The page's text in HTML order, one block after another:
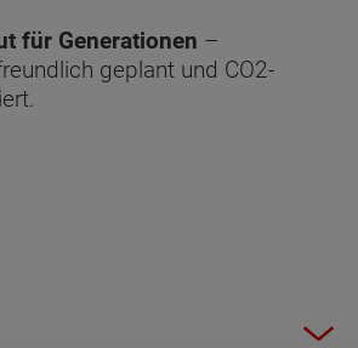
für Generationen –
geplant und CO2-